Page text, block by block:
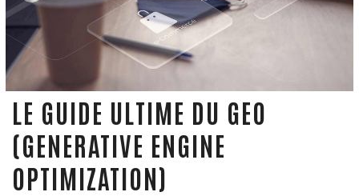
LE GUIDE ULTIME DU GEO
(GENERATIVE ENGINE
OPTIMIZATION)